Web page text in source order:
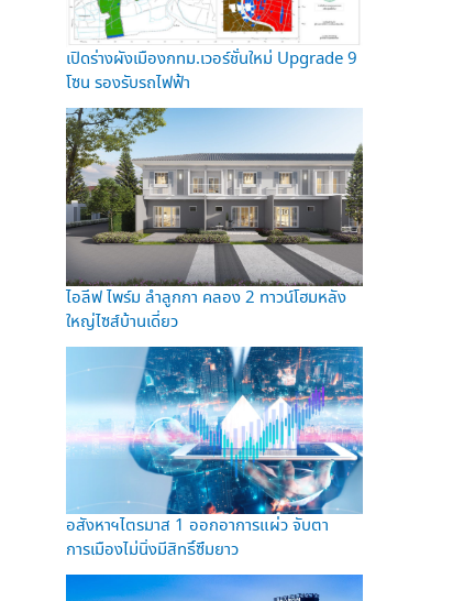
เปิดร่างผังเมืองกทม.เวอร์ชั่นใหม่ Upgrade 9
โซน รองรับรถไฟฟ้า
ไอลีฟ ไพร์ม ลำลูกกา คลอง 2 ทาวน์โฮมหลัง
ใหญ่ไซส์บ้านเดี่ยว
อสังหาฯไตรมาส 1 ออกอาการแผ่ว จับตา
การเมืองไม่นิ่งมีสิทธิ์ซึมยาว